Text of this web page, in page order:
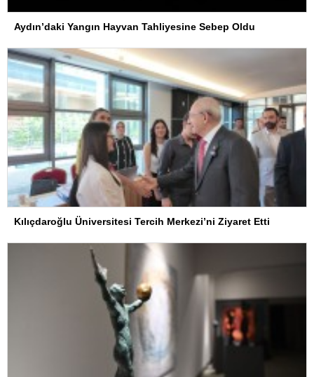
Aydın’daki Yangın Hayvan Tahliyesine Sebep Oldu
Kılıçdaroğlu Üniversitesi Tercih Merkezi’ni Ziyaret Etti